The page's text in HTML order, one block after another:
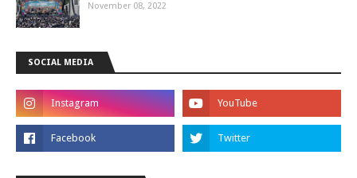
November 08, 2022
SOCIAL MEDIA